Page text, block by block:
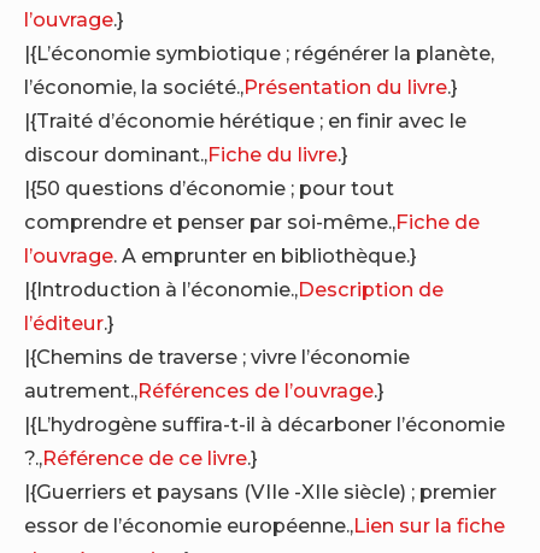
l’ouvrage.}
|{L’économie symbiotique ; régénérer la planète,
l’économie, la société.,Présentation du livre.}
|{Traité d’économie hérétique ; en finir avec le
discour dominant.,Fiche du livre.}
|{50 questions d’économie ; pour tout
comprendre et penser par soi-même.,Fiche de
l’ouvrage. A emprunter en bibliothèque.}
|{Introduction à l’économie.,Description de
l’éditeur.}
|{Chemins de traverse ; vivre l’économie
autrement.,Références de l’ouvrage.}
|{L’hydrogène suffira-t-il à décarboner l’économie
?.,Référence de ce livre.}
|{Guerriers et paysans (VIIe -XIIe siècle) ; premier
essor de l’économie européenne.,Lien sur la fiche